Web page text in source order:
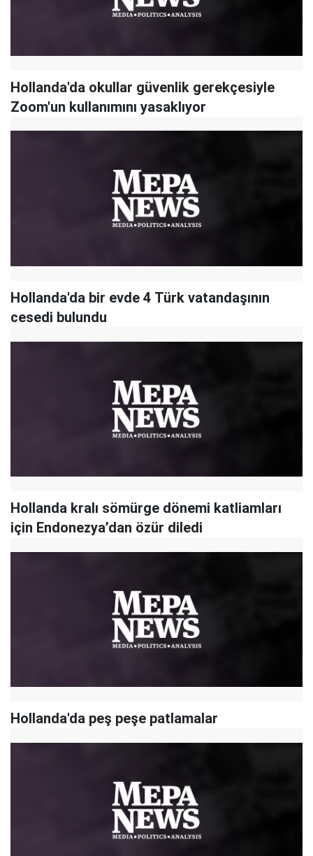
Hollanda'da okullar güvenlik gerekçesiyle
Zoom'un kullanımını yasaklıyor
Hollanda'da bir evde 4 Türk vatandaşının
cesedi bulundu
Hollanda kralı sömürge dönemi katliamları
için Endonezya’dan özür diledi
Hollanda'da peş peşe patlamalar